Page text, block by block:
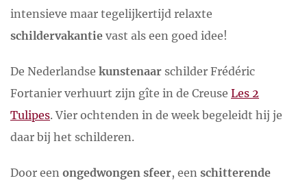
intensieve maar tegelijkertijd relaxte
schildervakantie vast als een goed idee!
De Nederlandse kunstenaar schilder Frédéric
Fortanier verhuurt zijn gîte in de Creuse Les 2
Tulipes. Vier ochtenden in de week begeleidt hij je
daar bij het schilderen.
Door een ongedwongen sfeer, een schitterende